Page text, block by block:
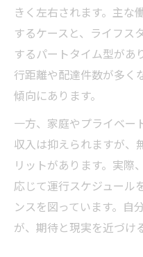
きく左右されます。主な
するケースと、ライフス
するパートタイム型があ
行距離や配達件数が多く
傾向にあります。
一方、家庭やプライベー
収入は抑えられますが、
リットがあります。実際
応じて運行スケジュール
ンスを図っています。自
が、期待と現実を近づけ